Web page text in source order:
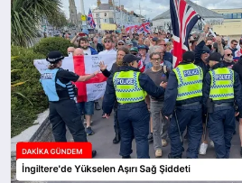
SIYASET
SAĞLIK
DÜNYA
EĞITIM